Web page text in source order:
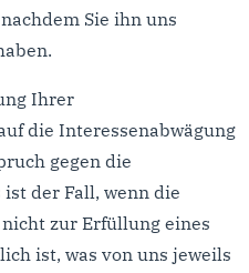
Sie ihn uns
Ihrer
die Interessenabwägung
gegen die
der Fall, wenn die
zur Erfüllung eines
ist, was von uns jeweils